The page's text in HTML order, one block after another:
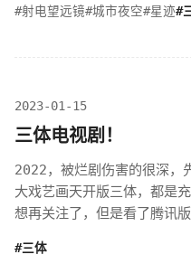
#射电望远镜#城市夜空#星迹#
2023-01-15
三体电视剧！
2022，被烂剧伤害的很深，
大戏艺画天开版三体，都是
想再关注了，但是看了腾讯
#三体